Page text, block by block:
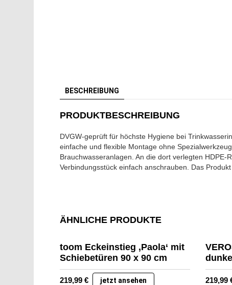
BESCHREIBUNG
PRODUKTBESCHREIBUNG
DVGW-geprüft für höchste Hygiene bei
einfache und flexible Montage ohne
Brauchwasseranlagen. An die dort verlegten
Verbindungsstück einfach anschrauben. Das
ÄHNLICHE PRODUKTE
toom Eckeinstieg ‚Paola‘ mit
Schiebetüren 90 x 90 cm
219,99 € jetzt ansehen 219,99